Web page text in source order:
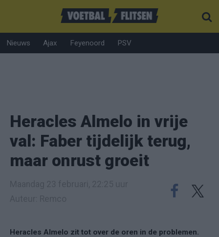
Nieuws Ajax Feyenoord PSV
Heracles Almelo in vrije
val: Faber tijdelijk terug,
maar onrust groeit
Heracles Almelo zit tot over de oren in de problemen.